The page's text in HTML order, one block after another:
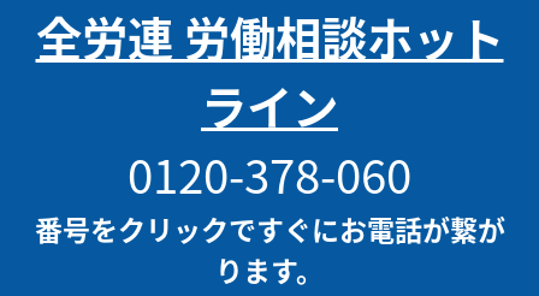
全労連 労働相談ホット
ライン
0120-378-060
番号をクリックですぐにお電話が繋が
ります。